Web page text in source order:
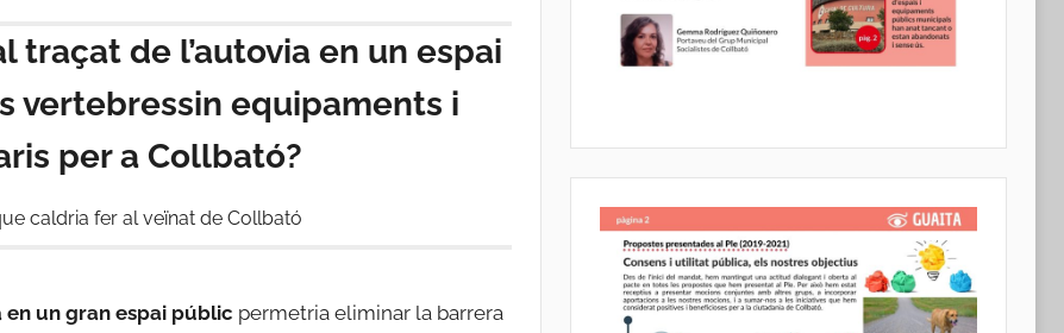
traçat de l’autovia en un espai
vertebressin equipaments i
per a Collbató?
caldria fer al veïnat de Collbató
un gran espai públic permetria eliminar la barrera